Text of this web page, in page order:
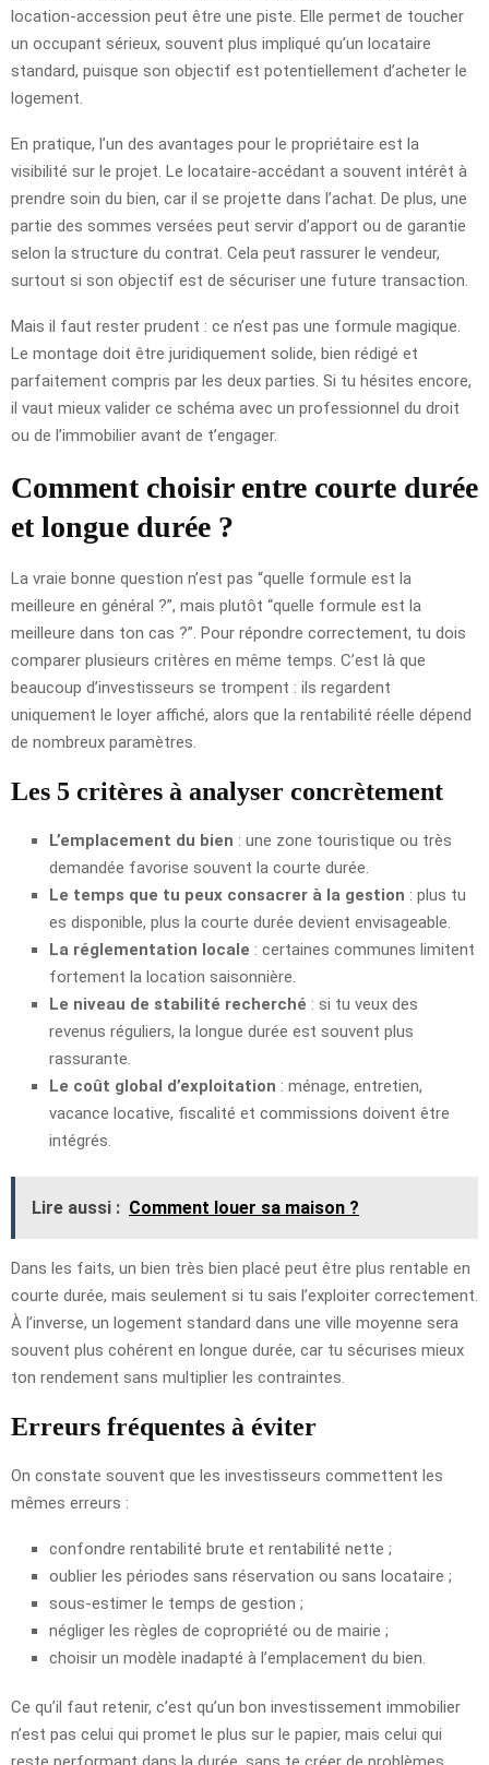
location-accession peut être une piste. Elle permet de toucher
un occupant sérieux, souvent plus impliqué qu’un locataire
standard, puisque son objectif est potentiellement d’acheter le
logement.
En pratique, l’un des avantages pour le propriétaire est la
visibilité sur le projet. Le locataire-accédant a souvent intérêt à
prendre soin du bien, car il se projette dans l’achat. De plus, une
partie des sommes versées peut servir d’apport ou de garantie
selon la structure du contrat. Cela peut rassurer le vendeur,
surtout si son objectif est de sécuriser une future transaction.
Mais il faut rester prudent : ce n’est pas une formule magique.
Le montage doit être juridiquement solide, bien rédigé et
parfaitement compris par les deux parties. Si tu hésites encore,
il vaut mieux valider ce schéma avec un professionnel du droit
ou de l’immobilier avant de t’engager.
Comment choisir entre courte durée
et longue durée ?
La vraie bonne question n’est pas “quelle formule est la
meilleure en général ?”, mais plutôt “quelle formule est la
meilleure dans ton cas ?”. Pour répondre correctement, tu dois
comparer plusieurs critères en même temps. C’est là que
beaucoup d’investisseurs se trompent : ils regardent
uniquement le loyer affiché, alors que la rentabilité réelle dépend
de nombreux paramètres.
Les 5 critères à analyser concrètement
L’emplacement du bien : une zone touristique ou très
demandée favorise souvent la courte durée.
Le temps que tu peux consacrer à la gestion : plus tu
es disponible, plus la courte durée devient envisageable.
La réglementation locale : certaines communes limitent
fortement la location saisonnière.
Le niveau de stabilité recherché : si tu veux des
revenus réguliers, la longue durée est souvent plus
rassurante.
Le coût global d’exploitation : ménage, entretien,
vacance locative, fiscalité et commissions doivent être
intégrés.
Lire aussi : Comment louer sa maison ?
Dans les faits, un bien très bien placé peut être plus rentable en
courte durée, mais seulement si tu sais l’exploiter correctement.
À l’inverse, un logement standard dans une ville moyenne sera
souvent plus cohérent en longue durée, car tu sécurises mieux
ton rendement sans multiplier les contraintes.
Erreurs fréquentes à éviter
On constate souvent que les investisseurs commettent les
mêmes erreurs :
confondre rentabilité brute et rentabilité nette ;
oublier les périodes sans réservation ou sans locataire ;
sous-estimer le temps de gestion ;
négliger les règles de copropriété ou de mairie ;
choisir un modèle inadapté à l’emplacement du bien.
Ce qu’il faut retenir, c’est qu’un bon investissement immobilier
n’est pas celui qui promet le plus sur le papier, mais celui qui